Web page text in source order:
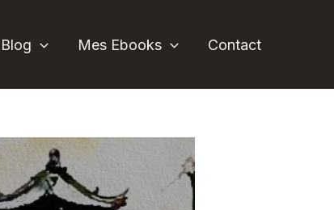
Blog Mes Ebooks Contact